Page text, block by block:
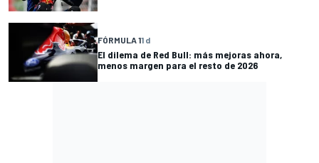
FÓRMULA 11 d
El dilema de Red Bull: más mejoras ahora,
menos margen para el resto de 2026